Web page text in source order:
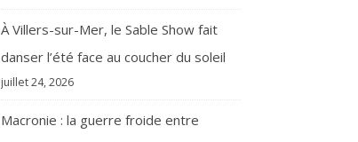
À Villers-sur-Mer, le Sable Show fait
danser l’été face au coucher du soleil
juillet 24, 2026
Macronie : la guerre froide entre